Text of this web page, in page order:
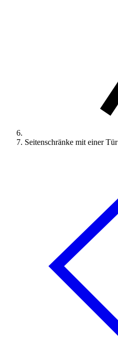
Seitenschränke mit einer Tür